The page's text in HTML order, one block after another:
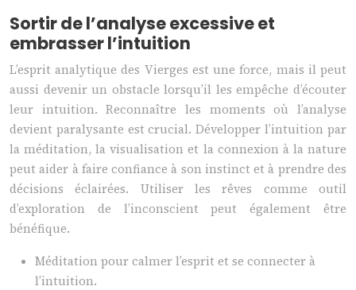
Sortir de l’analyse excessive et
embrasser l’intuition
L’esprit analytique des Vierges est une force, mais il peut
aussi devenir un obstacle lorsqu’il les empêche d’écouter
leur intuition. Reconnaître les moments où l’analyse
devient paralysante est crucial. Développer l’intuition par
la méditation, la visualisation et la connexion à la nature
peut aider à faire confiance à son instinct et à prendre des
décisions éclairées. Utiliser les rêves comme outil
d’exploration de l’inconscient peut également être
bénéfique.
Méditation pour calmer l’esprit et se connecter à
l’intuition.